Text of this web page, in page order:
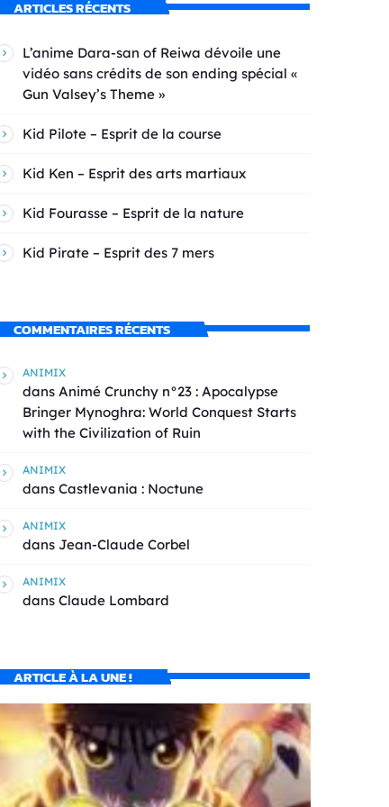
ARTICLES RÉCENTS
L’anime Dara-san of Reiwa dévoile une
vidéo sans crédits de son ending spécial «
Gun Valsey’s Theme »
Kid Pilote – Esprit de la course
Kid Ken – Esprit des arts martiaux
Kid Fourasse – Esprit de la nature
Kid Pirate – Esprit des 7 mers
COMMENTAIRES RÉCENTS
ANIMIX
dans Animé Crunchy n°23 : Apocalypse
Bringer Mynoghra: World Conquest Starts
with the Civilization of Ruin
ANIMIX
dans Castlevania : Noctune
ANIMIX
dans Jean-Claude Corbel
ANIMIX
dans Claude Lombard
ARTICLE À LA UNE !